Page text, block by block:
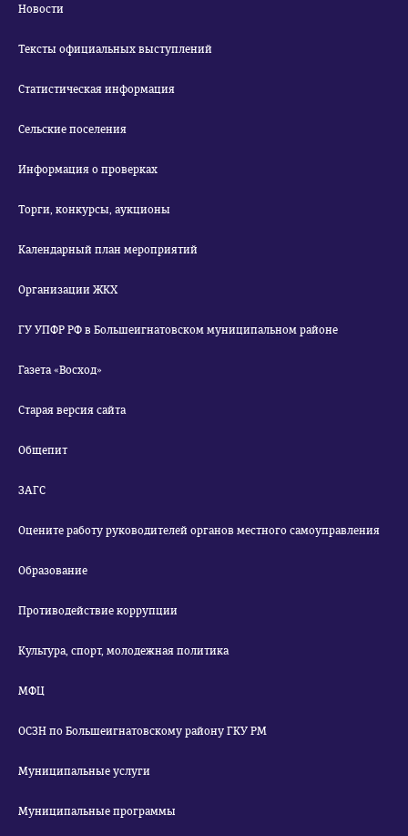
Новости
Тексты официальных выступлений
Статистическая информация
Сельские поселения
Информация о проверках
Торги, конкурсы, аукционы
Календарный план мероприятий
Организации ЖКХ
ГУ УПФР РФ в Большеигнатовском муниципальном районе
Газета «Восход»
Старая версия сайта
Общепит
ЗАГС
Оцените работу руководителей органов местного самоуправления
Образование
Противодействие коррупции
Культура, спорт, молодежная политика
МФЦ
ОСЗН по Большеигнатовскому району ГКУ РМ
Муниципальные услуги
Муниципальные программы